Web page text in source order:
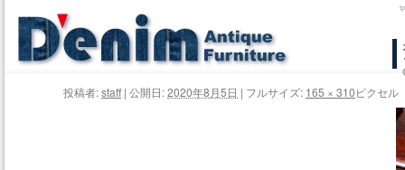
テ
投稿者:staff | 公開日:2020年8月5日 | フルサイズ: 165 × 310ピクセル